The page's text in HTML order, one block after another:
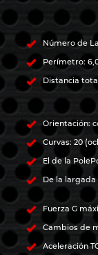
Número de
Perímetro:
Distancia
Orientación:
Curvas: 20
El de la
De la largada
Fuerza G
Cambios de
Aceleración